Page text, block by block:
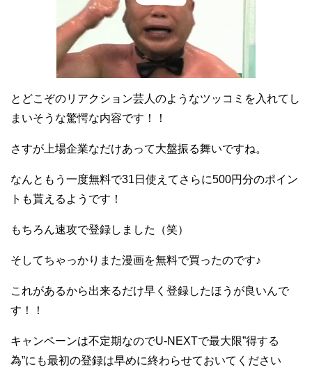
とどこぞのリアクション芸人のようなツッコミを入れてし
まいそうな驚愕な内容です！！
さすが上場企業なだけあって大盤振る舞いですね。
なんともう一度無料で31日使えてさらに500円分のポイン
トも貰えるようです！
もちろん速攻で登録しました（笑）
そしてちゃっかりまた漫画を無料で買ったのです♪
これがあるから出来るだけ早く登録したほうが良いんで
す！！
キャンペーンは不定期なのでU-NEXTで最大限”得する
為”にも最初の登録は早めに終わらせておいてください